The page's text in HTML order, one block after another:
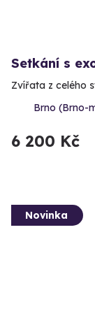
Setkání s
Zvířata z celého
Brno (Brno-
6 200 Kč
Novinka